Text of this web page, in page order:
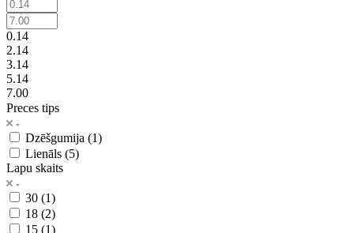
0.14
2.14
3.14
5.14
7.00
Preces tips
Dzēšgumija (1)
Lienāls (5)
Lapu skaits
30 (1)
18 (2)
15 (1)